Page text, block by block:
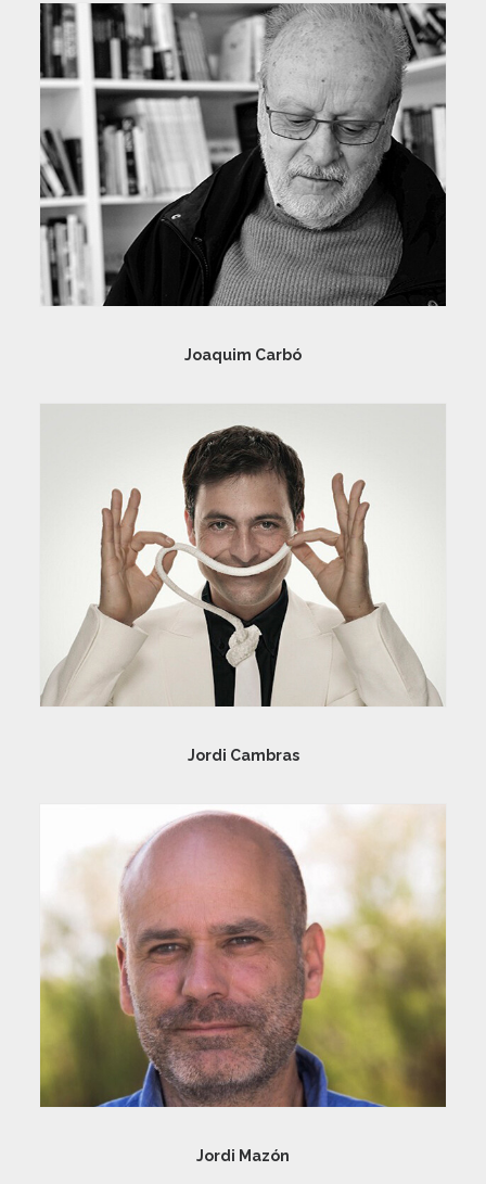
Joaquim Carbó
Jordi Cambras
Jordi Mazón